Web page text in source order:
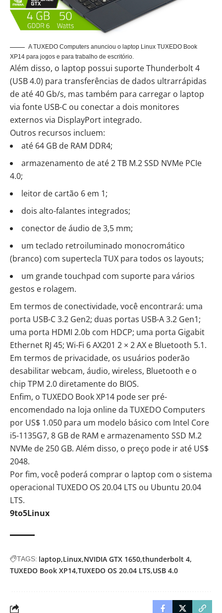
A TUXEDO Computers anunciou o laptop Linux TUXEDO Book
XP14 para jogos e para trabalho de escritório.
Além disso, o laptop possui suporte Thunderbolt 4
(USB 4.0) para transferências de dados ultrarrápidas
de até 40 Gb/s, mas também para carregar o laptop
via fonte USB-C ou conectar a dois monitores
externos via DisplayPort integrado.
Outros recursos incluem:
até 64 GB de RAM DDR4;
armazenamento de até 2 TB M.2 SSD NVMe PCIe
4.0;
leitor de cartão 6 em 1;
dois alto-falantes integrados;
conector de áudio de 3,5 mm;
um teclado retroiluminado monocromático
(branco) com supertecla TUX para todos os layouts;
um grande touchpad com suporte para vários
gestos e rolagem.
Em termos de conectividade, você encontrará: uma
porta USB-C 3.2 Gen2; duas portas USB-A 3.2 Gen1;
uma porta HDMI 2.0b com HDCP; uma porta Gigabit
Ethernet RJ 45; Wi-Fi 6 AX201 2 × 2 AX e Bluetooth 5.1.
Em termos de privacidade, os usuários poderão
desabilitar webcam, áudio, wireless, Bluetooth e o
chip TPM 2.0 diretamente do BIOS.
Enfim, o TUXEDO Book XP14 pode ser pré-
encomendado na loja online da TUXEDO Computers
por US$ 1.050 para um modelo básico com Intel Core
i5-1135G7, 8 GB de RAM e armazenamento SSD M.2
NVMe de 250 GB. Além disso, o preço pode ir até US$
2048.
Por fim, você poderá comprar o laptop com o sistema
operacional TUXEDO OS 20.04 LTS ou Ubuntu 20.04
LTS.
9to5Linux
TAGS: laptop Linux NVIDIA GTX 1650 thunderbolt 4
TUXEDO Book XP14 TUXEDO OS 20.04 LTS USB 4.0